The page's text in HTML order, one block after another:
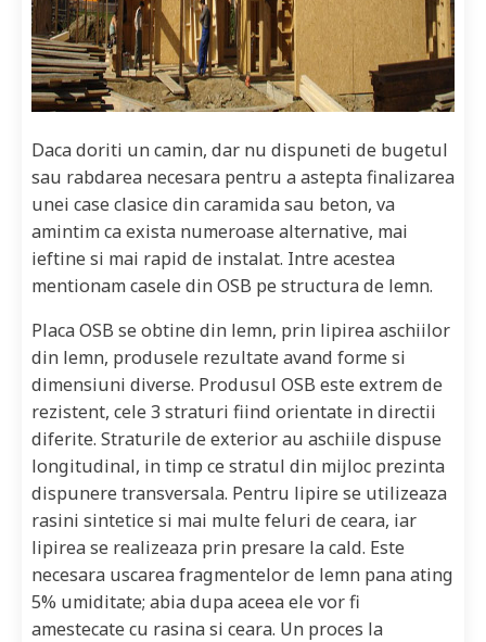
Daca doriti un camin, dar nu dispuneti de bugetul
sau rabdarea necesara pentru a astepta finalizarea
unei case clasice din caramida sau beton, va
amintim ca exista numeroase alternative, mai
ieftine si mai rapid de instalat. Intre acestea
mentionam casele din OSB pe structura de lemn.
Placa OSB se obtine din lemn, prin lipirea aschiilor
din lemn, produsele rezultate avand forme si
dimensiuni diverse. Produsul OSB este extrem de
rezistent, cele 3 straturi fiind orientate in directii
diferite. Straturile de exterior au aschiile dispuse
longitudinal, in timp ce stratul din mijloc prezinta
dispunere transversala. Pentru lipire se utilizeaza
rasini sintetice si mai multe feluri de ceara, iar
lipirea se realizeaza prin presare la cald. Este
necesara uscarea fragmentelor de lemn pana ating
5% umiditate; abia dupa aceea ele vor fi
amestecate cu rasina si ceara. Un proces la